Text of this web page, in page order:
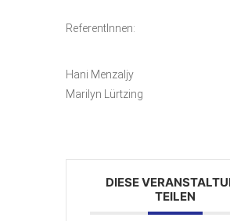
ReferentInnen:
Hani Menzaljy
Marilyn Lürtzing
DIESE
TEILEN